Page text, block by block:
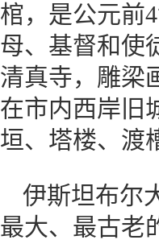
棺，是公元前
母、基督和使
清真寺，雕梁
在市内西岸旧
垣、塔楼、渡
伊斯坦布尔
最大、最古老